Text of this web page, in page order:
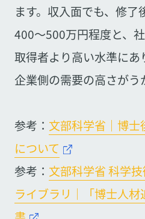
ます。収入面でも、修
400〜500万円程度と、
取得者より高い水準にあ
企業側の需要の高さがう
参考： 文部科学省｜博
について
参考： 文部科学省 科学
ライブラリ｜「博士人